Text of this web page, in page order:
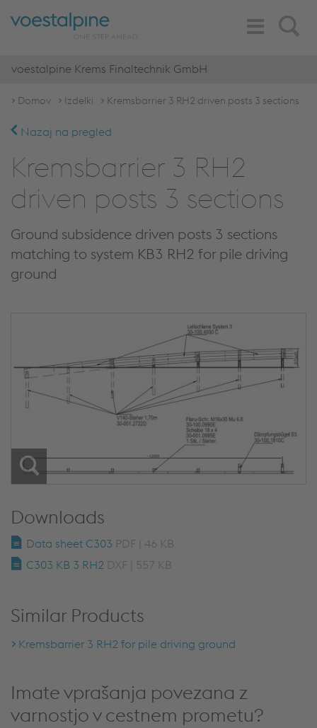
Search
Toggle
Navigation
voestalpine Krems Finaltechnik GmbH
Domov Izdelki Kremsbarrier 3 RH2 driven posts 3 sections
Nazaj na pregled
Kremsbarrier 3 RH2
driven posts 3 sections
Ground subsidence driven posts 3 sections
matching to system KB3 RH2 for pile driving
ground
Downloads
Data sheet C303 PDF | 46 KB
C303 KB 3 RH2 DXF | 557 KB
Similar Products
Kremsbarrier 3 RH2 for pile driving ground
Imate vprašanja povezana z
varnostjo v cestnem prometu?